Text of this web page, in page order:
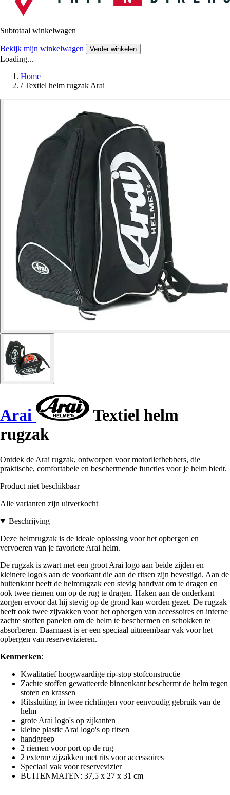
Subtotaal winkelwagen
Bekijk mijn winkelwagen Verder winkelen
Loading...
Home
/ Textiel helm rugzak Arai
Arai
Textiel helm
rugzak
Ontdek de Arai rugzak, ontworpen voor motorliefhebbers, die
praktische, comfortabele en beschermende functies voor je helm biedt.
Product niet beschikbaar
Alle varianten zijn uitverkocht
Beschrijving
Deze helmrugzak is de ideale oplossing voor het opbergen en
vervoeren van je favoriete Arai helm.
De rugzak is zwart met een groot Arai logo aan beide zijden en
kleinere logo's aan de voorkant die aan de ritsen zijn bevestigd. Aan de
buitenkant heeft de helmrugzak een stevig handvat om te dragen en
ook twee riemen om op de rug te dragen. Haken aan de onderkant
zorgen ervoor dat hij stevig op de grond kan worden gezet. De rugzak
heeft ook twee zijvakken voor het opbergen van accessoires en interne
zachte stoffen panelen om de helm te beschermen en schokken te
absorberen. Daarnaast is er een speciaal uitneembaar vak voor het
opbergen van reservevizieren.
Kenmerken:
Kwalitatief hoogwaardige rip-stop stofconstructie
Zachte stoffen gewatteerde binnenkant beschermt de helm tegen
stoten en krassen
Ritssluiting in twee richtingen voor eenvoudig gebruik van de
helm
grote Arai logo's op zijkanten
kleine plastic Arai logo's op ritsen
handgreep
2 riemen voor port op de rug
2 externe zijzakken met rits voor accessoires
Speciaal vak voor reservevizier
BUITENMATEN: 37,5 x 27 x 31 cm